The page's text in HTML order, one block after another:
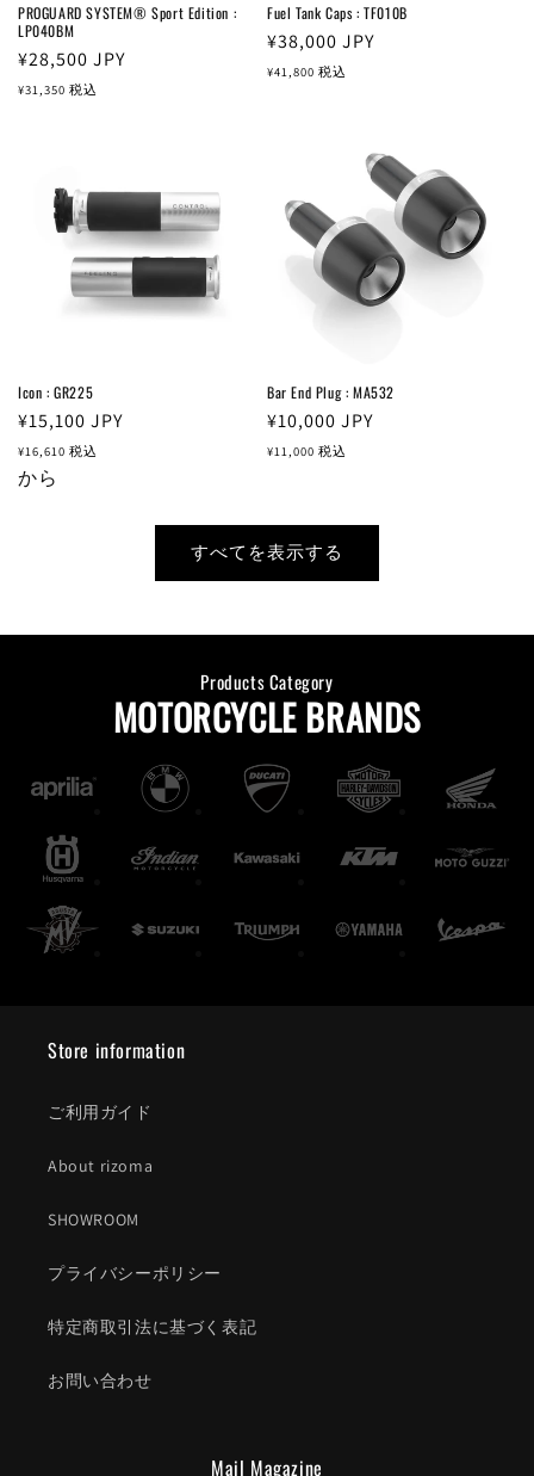
PROGUARD SYSTEM® Sport Edition :
LP040BM
通
常
¥28,500 JPY
¥31,350 税込
Fuel Tank Caps : TF010B
通
常
¥38,000 JPY
¥41,800 税込
Icon : GR225
通
常
価
¥15,100 JPY
¥16,610 税込
から
Bar End Plug : MA532
通
常
¥10,000 JPY
¥11,000 税込
すべてを表示する
Products Category
MOTORCYCLE BRANDS
Store information
ご利用ガイド
About rizoma
SHOWROOM
プライバシーポリシー
特定商取引法に基づく表記
お問い合わせ
Mail Magazine